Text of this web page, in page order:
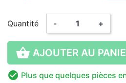
Quantité - +
 AJOUTER AU
 Plus que quelques pièces